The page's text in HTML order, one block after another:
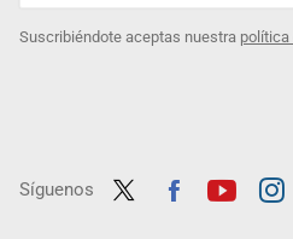
Suscribiéndote aceptas nuestra política
Síguenos